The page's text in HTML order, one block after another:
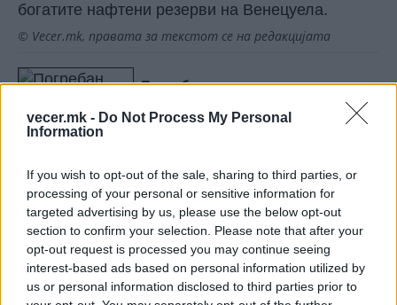
vecer.mk - Do Not Process My Personal
Information
If you wish to opt-out of the sale, sharing to third parties, or
processing of your personal or sensitive information for
targeted advertising by us, please use the below opt-out
section to confirm your selection. Please note that after your
opt-out request is processed you may continue seeing
interest-based ads based on personal information utilized by
us or personal information disclosed to third parties prior to
богатите нафтени резерви на Венецуела.
© Vecer.mk, правата за текстот се на редакцијата
Погребан руски генерал– загина
Генерал Залужни: НАТО мора да
се реформира, РУСИЈА ИМА
ПРОТИВМЕРКИ ЗА СКОРО СЕКОЕ
НИВНО ОРУЖЈЕ